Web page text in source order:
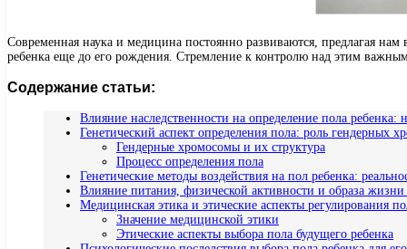
Современная наука и медицина постоянно развиваются, предлагая
ребенка еще до его рождения. Стремление к контролю над этим
Содержание статьи:
Влияние наследственности на определение пола
Генетический аспект определения пола: роль гендерных
Гендерные хромосомы и их структура
Процесс определения пола
Генетические методы воздействия на пол ребенка:
Влияние питания, физической активности и образа жизни
Медицинская этика и этические аспекты регулирования
Значение медицинской этики
Этические аспекты выбора пола будущего ребенка